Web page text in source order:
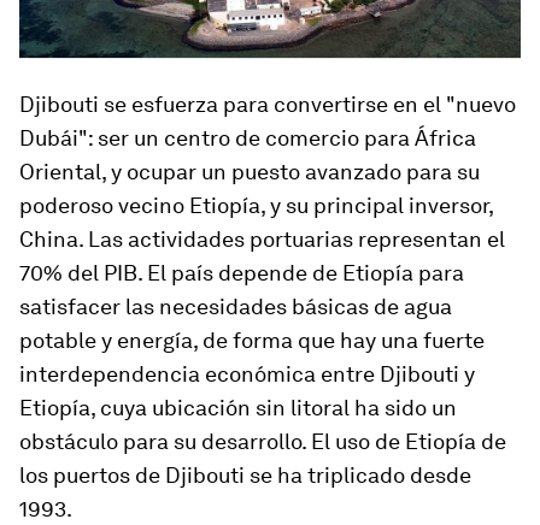
Djibouti se esfuerza para convertirse en el "nuevo
Dubái": ser un centro de comercio para África
Oriental, y ocupar un puesto avanzado para su
poderoso vecino Etiopía, y su principal inversor,
China. Las actividades portuarias representan el
70% del PIB. El país depende de Etiopía para
satisfacer las necesidades básicas de agua
potable y energía, de forma que hay una fuerte
interdependencia económica entre Djibouti y
Etiopía, cuya ubicación sin litoral ha sido un
obstáculo para su desarrollo. El uso de Etiopía de
los puertos de Djibouti se ha triplicado desde
1993.